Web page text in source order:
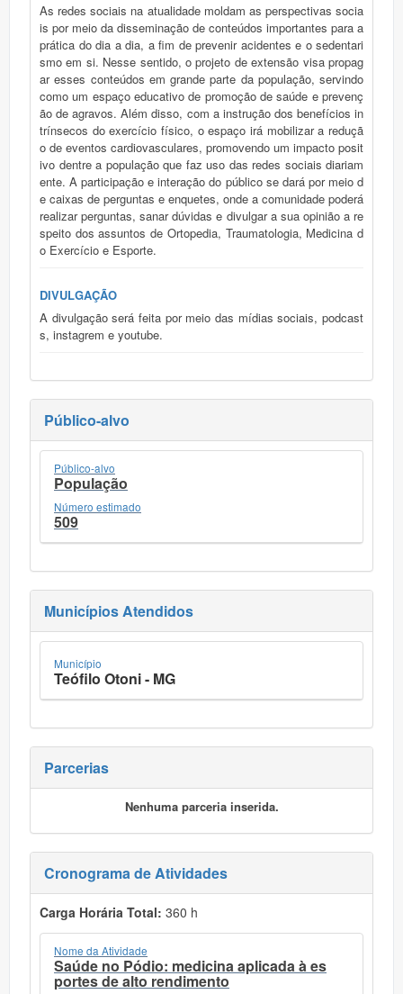
As redes sociais na atualidade moldam as perspectivas socia
is por meio da disseminação de conteúdos importantes para a
prática do dia a dia, a fim de prevenir acidentes e o sedentari
smo em si. Nesse sentido, o projeto de extensão visa propag
ar esses conteúdos em grande parte da população, servindo
como um espaço educativo de promoção de saúde e prevenç
ão de agravos. Além disso, com a instrução dos benefícios in
trínsecos do exercício físico, o espaço irá mobilizar a reduçã
o de eventos cardiovasculares, promovendo um impacto posit
ivo dentre a população que faz uso das redes sociais diariam
ente. A participação e interação do público se dará por meio d
e caixas de perguntas e enquetes, onde a comunidade poderá
realizar perguntas, sanar dúvidas e divulgar a sua opinião a re
speito dos assuntos de Ortopedia, Traumatologia, Medicina d
o Exercício e Esporte.
DIVULGAÇÃO
A divulgação será feita por meio das mídias sociais, podcast
s, instagrem e youtube.
Público-alvo
Público-alvo
População
Número estimado
509
Municípios Atendidos
Município
Teófilo Otoni - MG
Parcerias
Nenhuma parceria inserida.
Cronograma de Atividades
Carga Horária Total: 360 h
Nome da Atividade
Saúde no Pódio: medicina aplicada à es
portes de alto rendimento